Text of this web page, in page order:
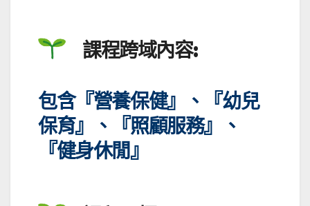
課程跨域內容:
包含『營養保健』、『幼兒
保育』、『照顧服務』、
『健身休閒』